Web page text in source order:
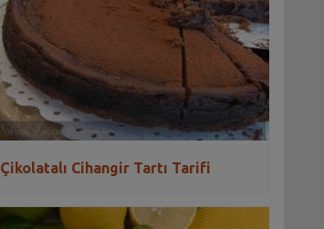
Çikolatalı Cihangir Tartı Tarifi